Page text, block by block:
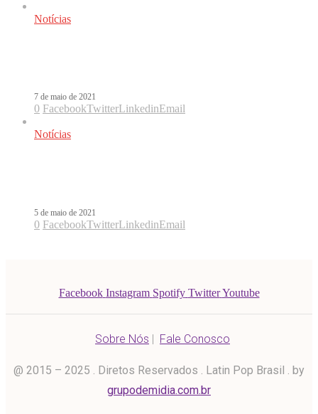
Notícias
7 de maio de 2021
0 FacebookTwitterLinkedinEmail
Notícias
5 de maio de 2021
0 FacebookTwitterLinkedinEmail
Facebook Instagram Spotify Twitter Youtube
Sobre Nós | Fale Conosco
@ 2015 – 2025 . Diretos Reservados . Latin Pop Brasil . by
grupodemidia.com.br